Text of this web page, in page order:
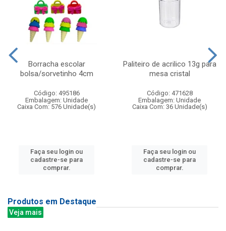
Borracha escolar
bolsa/sorvetinho 4cm
Código: 495186
Embalagem: Unidade
Caixa Com: 576 Unidade(s)
Faça seu login ou
cadastre-se para
comprar.
Paliteiro de acrilico 13g para
mesa cristal
Código: 471628
Embalagem: Unidade
Caixa Com: 36 Unidade(s)
Faça seu login ou
cadastre-se para
comprar.
Produtos em Destaque
Veja mais